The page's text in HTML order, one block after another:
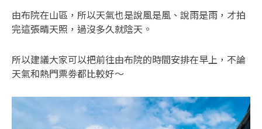
由布院在山區，所以天氣也是說風是風、說雨是雨，才拍
完這張晴天照，過沒多久就陰天。
所以建議大家可以把前往由布院的時間安排在早上，不論
天氣和熱門票劵都比較好～